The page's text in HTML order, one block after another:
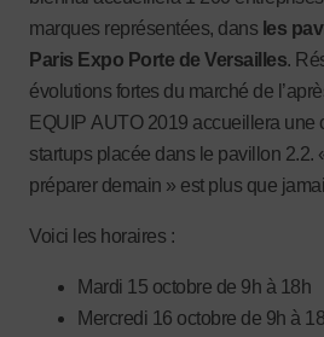
marques représentées, dans les
Paris Expo Porte de Versailles.
évolutions fortes du marché de
EQUIP AUTO 2019 accueillera une
startups placée dans le pavillon 2.2.
préparer demain » est plus que
Voici les horaires :
Mardi 15 octobre de 9h à 18h
Mercredi 16 octobre de 9h à